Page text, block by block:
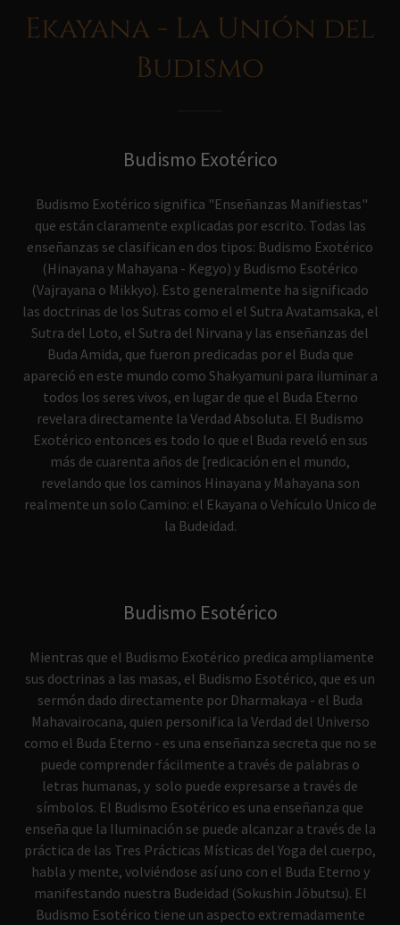
Ekayana - La Unión del
Budismo
Budismo Exotérico
Budismo Exotérico significa "Enseñanzas Manifiestas"
que están claramente explicadas por escrito. Todas las
enseñanzas se clasifican en dos tipos: Budismo Exotérico
(Hinayana y Mahayana - Kegyo) y Budismo Esotérico
(Vajrayana o Mikkyo). Esto generalmente ha significado
las doctrinas de los Sutras como el el Sutra Avatamsaka, el
Sutra del Loto, el Sutra del Nirvana y las enseñanzas del
Buda Amida, que fueron predicadas por el Buda que
apareció en este mundo como Shakyamuni para iluminar a
todos los seres vivos, en lugar de que el Buda Eterno
revelara directamente la Verdad Absoluta. El Budismo
Exotérico entonces es todo lo que el Buda reveló en sus
más de cuarenta años de [redicación en el mundo,
revelando que los caminos Hinayana y Mahayana son
realmente un solo Camino: el Ekayana o Vehículo Unico de
la Budeidad.
Budismo Esotérico
Mientras que el Budismo Exotérico predica ampliamente
sus doctrinas a las masas, el Budismo Esotérico, que es un
sermón dado directamente por Dharmakaya - el Buda
Mahavairocana, quien personifica la Verdad del Universo
como el Buda Eterno - es una enseñanza secreta que no se
puede comprender fácilmente a través de palabras o
letras humanas, y solo puede expresarse a través de
símbolos. El Budismo Esotérico es una enseñanza que
enseña que la Iluminación se puede alcanzar a través de la
práctica de las Tres Prácticas Místicas del Yoga del cuerpo,
habla y mente, volviéndose así uno con el Buda Eterno y
manifestando nuestra Budeidad (Sokushin Jōbutsu). El
Budismo Esotérico tiene un aspecto extremadamente